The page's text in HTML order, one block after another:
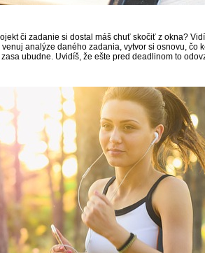
či zadanie si dostal máš chuť skočiť z okna?
analýze daného zadania, vytvor si osnovu,
ubudne. Uvidíš, že ešte pred deadlinom to